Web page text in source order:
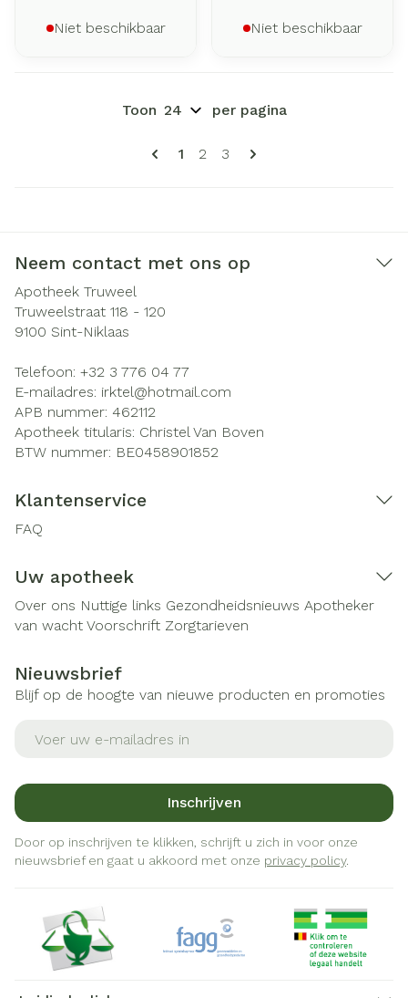
Niet beschikbaar Niet beschikbaar
Pagina's
U lees momenteel pagina
1 Pagina
2 Pagina
3
Toon per pagina
Neem contact met ons op
Apotheek Truweel
Truweelstraat 118 - 120
9100 Sint-Niklaas
Telefoon: +32 3 776 04 77
E-mailadres: irktel@hotmail.com
APB nummer: 462112
Apotheek titularis: Christel Van Boven
BTW nummer: BE0458901852
Klantenservice
FAQ
Uw apotheek
Over ons Nuttige links Gezondheidsnieuws Apotheker
van wacht Voorschrift Zorgtarieven
Nieuwsbrief
Blijf op de hoogte van nieuwe producten en promoties
Inschrijven
Door op inschrijven te klikken, schrijft u zich in voor onze
nieuwsbrief en gaat u akkoord met onze privacy policy.